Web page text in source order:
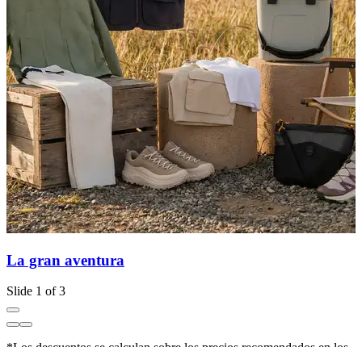
La gran aventura
Slide 1 of 3